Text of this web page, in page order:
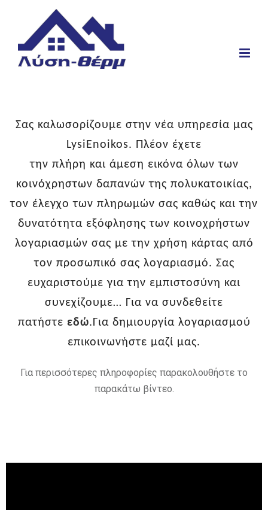
Σας καλωσορίζουμε στην νέα υπηρεσία μας
LysiEnoikos. Πλέον έχετε
την πλήρη και άμεση εικόνα όλων των
κοινόχρηστων δαπανών της πολυκατοικίας,
τον έλεγχο των πληρωμών σας καθώς και την
δυνατότητα εξόφλησης των κοινοχρήστων
λογαριασμών σας με την χρήση κάρτας από
τον προσωπικό σας λογαριασμό. Σας
ευχαριστούμε για την εμπιστοσύνη και
συνεχίζουμε… Για να συνδεθείτε
πατήστε εδώ.Για δημιουργία λογαριασμού
επικοινωνήστε μαζί μας.
Για περισσότερες πληροφορίες παρακολουθήστε το
παρακάτω βίντεο.